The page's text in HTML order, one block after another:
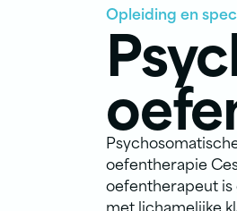
Opleiding en
oefentherapie
oefentherapeut
met lichamelijke